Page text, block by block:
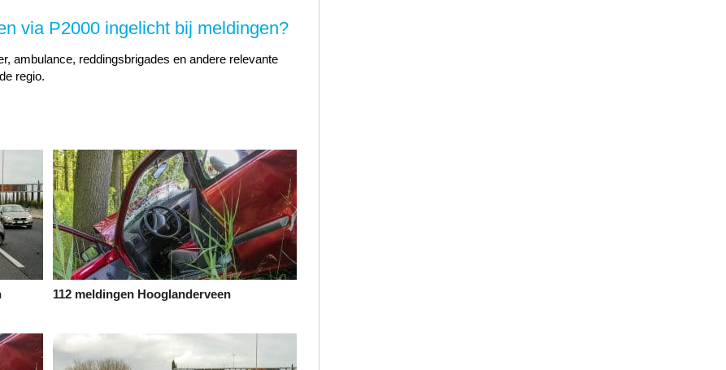
via P2000 ingelicht bij meldingen?
ambulance, reddingsbrigades en andere relevante
regio.
112 meldingen Hooglanderveen